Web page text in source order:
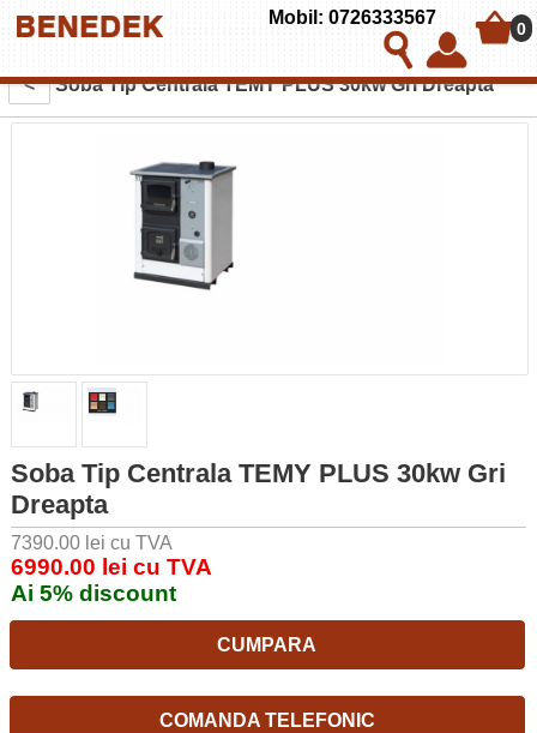
Mobil: 0726333567
0
< Soba Tip Centrala TEMY PLUS 30kw Gri Dreapta
Soba Tip Centrala TEMY PLUS 30kw Gri
Dreapta
7390.00 lei cu TVA
6990.00 lei cu TVA
Ai 5% discount
CUMPARA
COMANDA TELEFONIC